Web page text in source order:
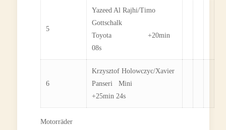
5
Yazeed Al Rajhi/Timo
Gottschalk
Toyota +20min
08s
6
Krzysztof Holowczyc/Xavier
Panseri Mini
+25min 24s
Motorräder